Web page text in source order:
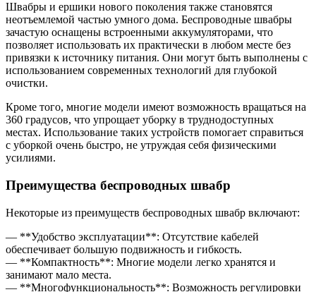
Швабры и ершики нового поколения также становятся
неотъемлемой частью умного дома. Беспроводные швабры
зачастую оснащены встроенными аккумуляторами, что
позволяет использовать их практически в любом месте без
привязки к источнику питания. Они могут быть выполнены с
использованием современных технологий для глубокой
очистки.
Кроме того, многие модели имеют возможность вращаться на
360 градусов, что упрощает уборку в труднодоступных
местах. Использование таких устройств помогает справиться
с уборкой очень быстро, не утруждая себя физическими
усилиями.
Преимущества беспроводных швабр
Некоторые из преимуществ беспроводных швабр включают:
— **Удобство эксплуатации**: Отсутствие кабелей
обеспечивает большую подвижность и гибкость.
— **Компактность**: Многие модели легко хранятся и
занимают мало места.
— **Многофункциональность**: Возможность регулировки